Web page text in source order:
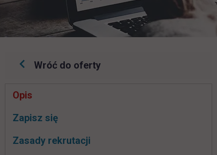
Wróć do oferty
Pomiń
Opis
Zapisz się
Zasady rekrutacji